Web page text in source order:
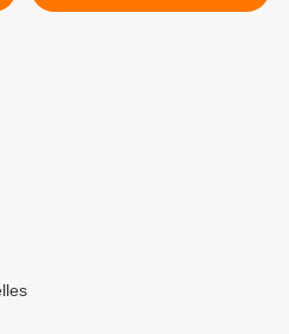
qu’on pense ! >